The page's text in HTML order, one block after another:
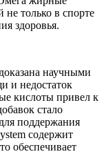
только в спорте
здоровья.
научными
и недостаток
кислоты привел к
стало
поддержания
содержит
обеспечивает